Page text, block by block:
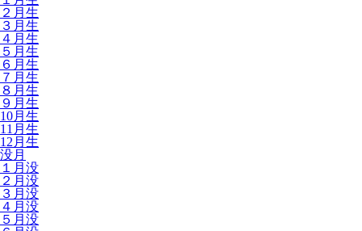
２月生
３月生
４月生
５月生
６月生
７月生
８月生
９月生
10月生
11月生
12月生
没月
１月没
２月没
３月没
４月没
５月没